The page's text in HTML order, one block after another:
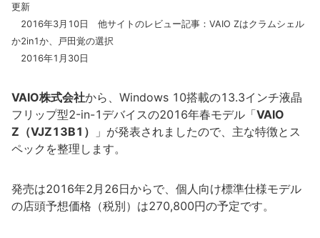
更新
2016年3月10日 他サイトのレビュー記事：VAIO Zはクラムシェル
か2in1か、戸田覚の選択
2016年1月30日
VAIO株式会社から、Windows 10搭載の13.3インチ液晶
フリップ型2-in-1デバイスの2016年春モデル「VAIO
Z（VJZ13B1）
」が発表されましたので、主な特徴とス
ペックを整理します。
発売は2016年2月26日からで、個人向け標準仕様モデル
の店頭予想価格（税別）は270,800円の予定です。